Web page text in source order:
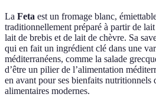
La Feta est un fromage blanc,
traditionnellement préparé à partir de
lait de brebis et de lait de chèvre. Sa
qui en fait un ingrédient clé dans une
méditerranéens, comme la salade
d’être un pilier de l’alimentation
en avant pour ses bienfaits nutritionnels
alimentaires modernes.